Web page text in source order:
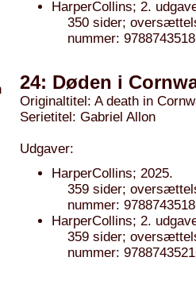
HarperCollins; 2.
350 sider;
nummer:
24: Døden i
Originaltitel: A death in
Serietitel: Gabriel Allon
Udgaver:
HarperCollins; 2025.
359 sider;
nummer:
HarperCollins; 2.
359 sider;
nummer: